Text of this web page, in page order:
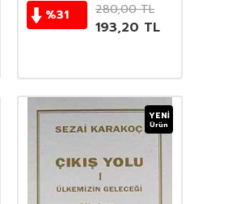
%31 280,00TL
193,20 TL
YENI
Ürün